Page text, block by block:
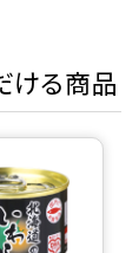
ける商品